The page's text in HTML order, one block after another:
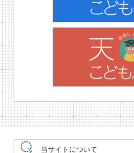
当サイトについて